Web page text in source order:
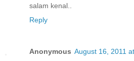
salam kenal..
Reply
Anonymous August 16, 2011